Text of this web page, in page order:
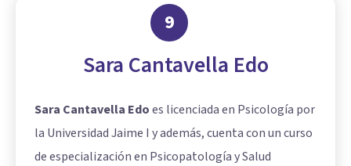
9
Sara Cantavella Edo
Sara Cantavella Edoes licenciada en Psicología por
la Universidad Jaime I y además, cuenta con un curso
de especialización en Psicopatología y Salud